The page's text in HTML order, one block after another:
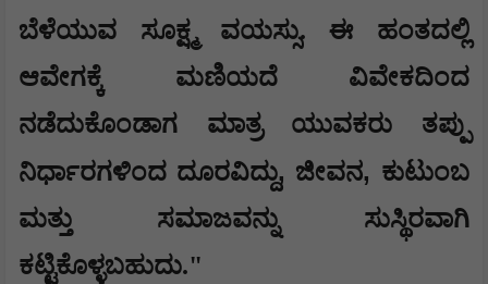
ಬೆಳೆಯುವ ಸೂಕ್ಷ್ಮ ವಯಸ್ಸು. ಈ ಹಂತದಲ್ಲಿ
ಆವೇಗಕ್ಕೆ ಮಣಿಯದೆ ವಿವೇಕದಿಂದ
ನಡೆದುಕೊಂಡಾಗ ಮಾತ್ರ ಯುವಕರು ತಪ್ಪು
ನಿರ್ಧಾರಗಳಿಂದ ದೂರವಿದ್ದು, ಜೀವನ, ಕುಟುಂಬ
ಮತ್ತು ಸಮಾಜವನ್ನು ಸುಸ್ಥಿರವಾಗಿ
ಕಟ್ಟಿಕೊಳ್ಳಬಹುದು."